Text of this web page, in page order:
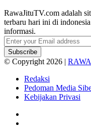
RawaJituTV.com adalah
terbaru hari ini di
informasi.
Enter
your
Email
address
© Copyright 2026 |
Redaksi
Pedoman Media
Kebijakan Privasi